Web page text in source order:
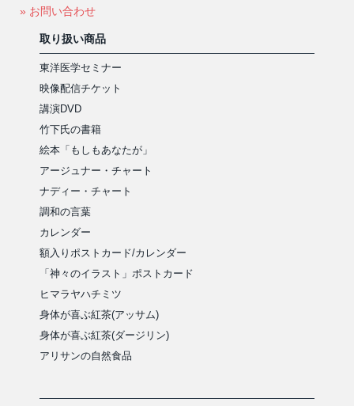
» お問い合わせ
取り扱い商品
東洋医学セミナー
映像配信チケット
講演DVD
竹下氏の書籍
絵本「もしもあなたが」
アージュナー・チャート
ナディー・チャート
調和の言葉
カレンダー
額入りポストカード/カレンダー
「神々のイラスト」ポストカード
ヒマラヤハチミツ
身体が喜ぶ紅茶(アッサム)
身体が喜ぶ紅茶(ダージリン)
アリサンの自然食品